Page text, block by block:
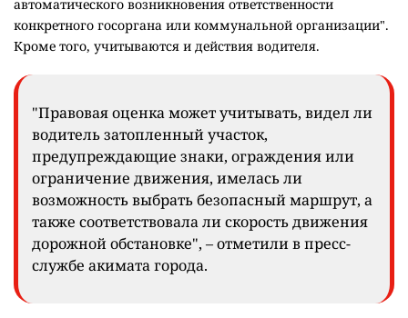
автоматического возникновения ответственности
конкретного госоргана или коммунальной организации".
Кроме того, учитываются и действия водителя.
"Правовая оценка может учитывать, видел ли
водитель затопленный участок,
предупреждающие знаки, ограждения или
ограничение движения, имелась ли
возможность выбрать безопасный маршрут, а
также соответствовала ли скорость движения
дорожной обстановке", – отметили в пресс-
службе акимата города.